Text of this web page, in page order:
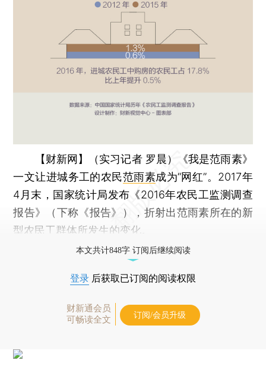
【财新网】（实习记者 罗晨）
《我是范雨素》
一文让进城务工的农民范雨素成为“网红”。2017年
4月末，国家统计局发布《2016年农民工监测调查
报告》（下称《报告》），折射出范雨素所在的新
型农民工群体所发生的变化。
本文共计848字 订阅后继续阅读
登录 后获取已订阅的阅读权限
财新通会员
可畅读全文
订阅/会员升级